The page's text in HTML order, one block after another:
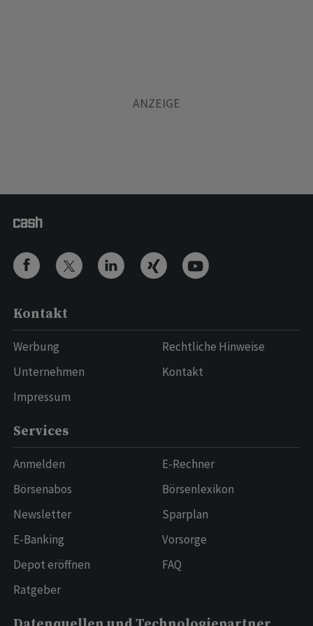
Kontakt
Werbung
Unternehmen
Impressum
Rechtliche Hinweise
Kontakt
Services
Anmelden
Börsenabos
Newsletter
E-Banking
Depot eröffnen
Ratgeber
E-Rechner
Börsenlexikon
Sparplan
Vorsorge
FAQ